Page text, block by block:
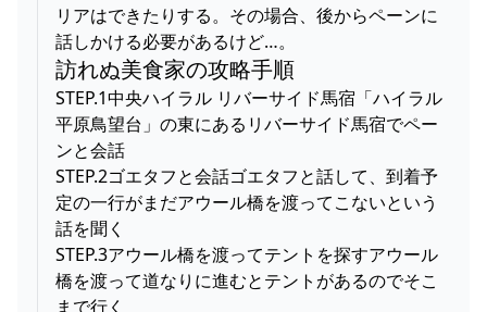
リアはできたりする。その場合、後からペーンに
話しかける必要があるけど…。
訪れぬ美食家の攻略手順
STEP.1中央ハイラル リバーサイド馬宿「ハイラル
平原鳥望台」の東にあるリバーサイド馬宿でペー
ンと会話
STEP.2ゴエタフと会話ゴエタフと話して、到着予
定の一行がまだアウール橋を渡ってこないという
話を聞く
STEP.3アウール橋を渡ってテントを探すアウール
橋を渡って道なりに進むとテントがあるのでそこ
まで行く